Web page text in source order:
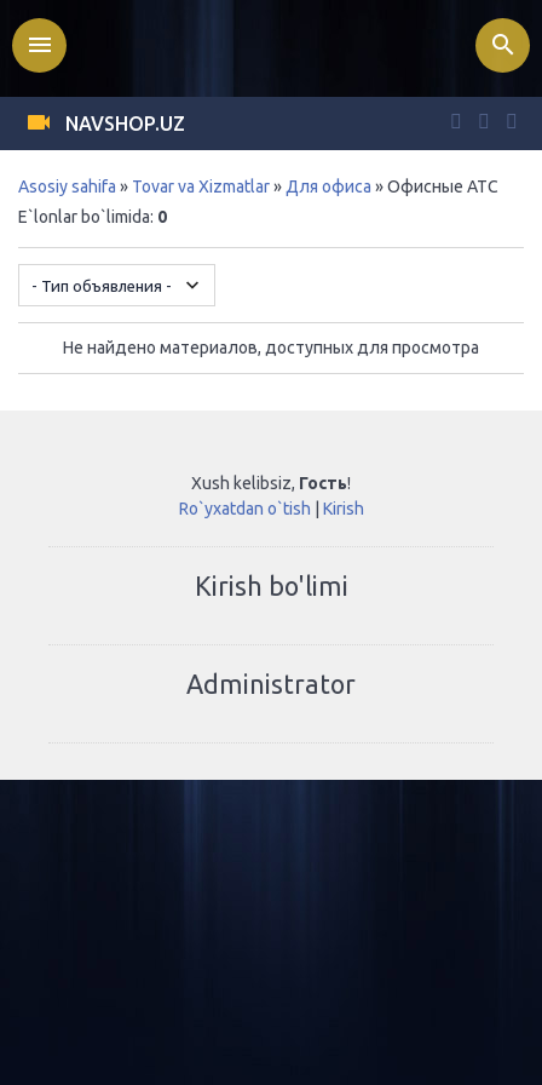
NAVSHOP.UZ
menu search
Asosiy sahifa » Tovar va Xizmatlar» Для офиса » Офисные АТС
E`lonlar bo`limida: 0
Не найдено материалов, доступных для просмотра
Xush kelibsiz, Гость!
Ro`yxatdan o`tish
Kirish
Kirish bo'limi
Administrator